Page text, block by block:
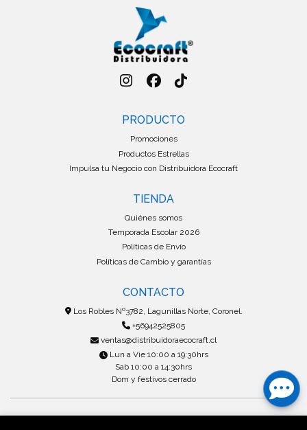
PRODUCTO
Promociones
Productos Estrellas
Impulsa tu Negocio con Distribuidora Ecocraft
TIENDA
Quiénes somos
Temporada Escolar 2026
Políticas de Envío
Políticas de Cambio y garantías
CONTACTO
Los Robles Nº3782, Lagunillas Norte, Coronel.
+56942525805
ventas@distribuidoraecocraft.cl
Lun a Vie 10:00 a 19:30hrs
Sab 10:00 a 14:30hrs
Dom y festivos cerrado